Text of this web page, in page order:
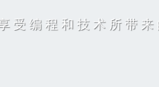
受编程和技术所